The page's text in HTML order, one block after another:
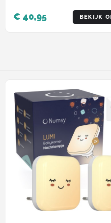
€ 40,95 BEKIJK